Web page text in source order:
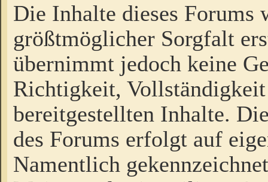
Die Inhalte dieses Forums
größtmöglicher Sorgfalt
übernimmt jedoch keine
Richtigkeit,
bereitgestellten Inhalte.
des Forums erfolgt auf
Namentlich